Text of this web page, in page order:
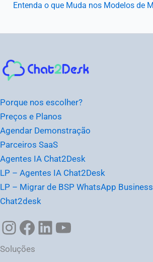
Entenda o que Muda nos Modelos de
Porque nos escolher?
Preços e Planos
Agendar Demonstração
Parceiros SaaS
Agentes IA Chat2Desk
LP – Agentes IA Chat2Desk
LP – Migrar de BSP WhatsApp
Chat2desk
Instagram
Facebook
Soluções